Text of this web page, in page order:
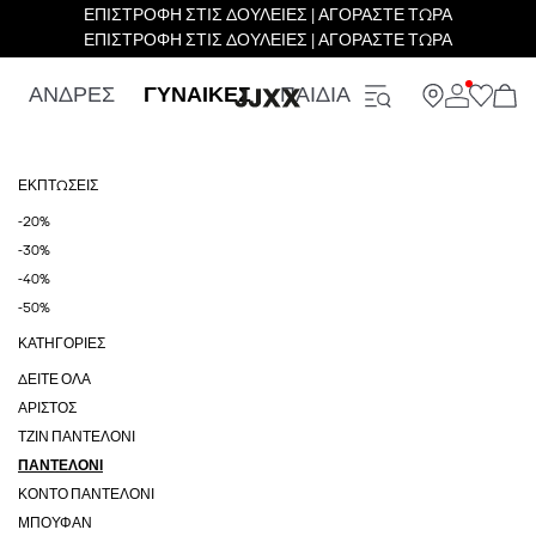
ΕΠΙΣΤΡΟΦΗ ΣΤΙΣ ΔΟΥΛΕΙΕΣ | ΑΓΟΡΑΣΤΕ ΤΩΡΑ
ΕΠΙΣΤΡΟΦΗ ΣΤΙΣ ΔΟΥΛΕΙΕΣ | ΑΓΟΡΑΣΤΕ ΤΩΡΑ
ΑΝΔΡΕΣ ΓΥΝΑΙΚΕΣ ΠΑΙΔΙΑ
ΕΚΠΤΏΣΕΙΣ
-20%
-30%
-40%
-50%
ΚΑΤΗΓΟΡΊΕΣ
ΔΕΊΤΕ ΌΛΑ
ΑΡΙΣΤΟΣ
ΤΖΙΝ ΠΑΝΤΕΛΌΝΙ
ΠΑΝΤΕΛΌΝΙ
ΚΟΝΤΌ ΠΑΝΤΕΛΌΝΙ
ΜΠΟΥΦΆΝ